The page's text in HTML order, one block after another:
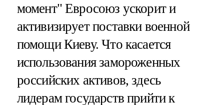
момент" Евросоюз ускорит и
активизирует поставки военной
помощи Киеву. Что касается
использования замороженных
российских активов, здесь
лидерам государств прийти к